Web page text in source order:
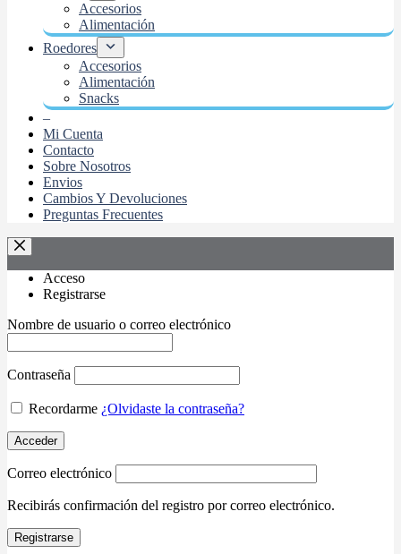
Accesorios
Alimentación
Roedores
Accesorios
Alimentación
Snacks
–
Mi Cuenta
Contacto
Sobre Nosotros
Envios
Cambios Y Devoluciones
Preguntas Frecuentes
Acceso
Registrarse
Nombre de usuario o correo electrónico
Contraseña
Recordarme ¿Olvidaste la contraseña?
Acceder
Correo electrónico
Recibirás confirmación del registro por correo electrónico.
Registrarse